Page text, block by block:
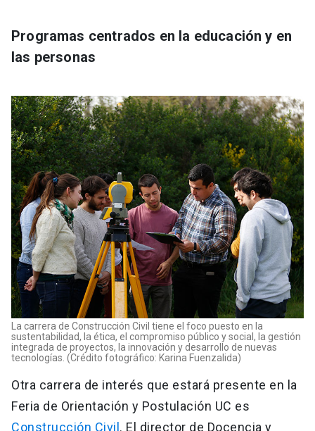
Programas centrados en la educación y en
las personas
La carrera de Construcción Civil tiene el foco puesto en la
sustentabilidad, la ética, el compromiso público y social, la gestión
integrada de proyectos, la innovación y desarrollo de nuevas
tecnologías. (Crédito fotográfico: Karina Fuenzalida)
Otra carrera de interés que estará presente en la
Feria de Orientación y Postulación UC es
Construcción Civil . El director de Docencia y